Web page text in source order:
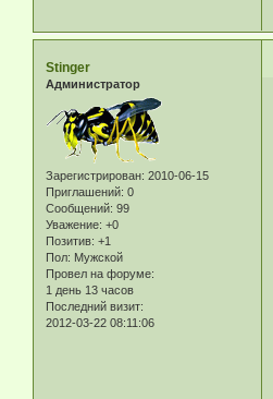
Stinger
Администратор
Зарегистрирован: 2010-06-15
Приглашений: 0
Сообщений: 99
Уважение: +0
Позитив: +1
Пол: Мужской
Провел на форуме:
1 день 13 часов
Последний визит:
2012-03-22 08:11:06